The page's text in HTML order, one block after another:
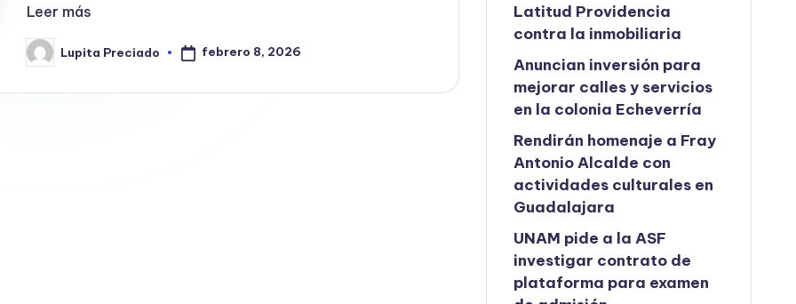
Leer más
Publicado
por
Lupita Preciado febrero 8, 2026
Latitud Providencia
contra la inmobiliaria
Anuncian inversión para
mejorar calles y servicios
en la colonia Echeverría
Rendirán homenaje a Fray
Antonio Alcalde con
actividades culturales en
Guadalajara
UNAM pide a la ASF
investigar contrato de
plataforma para examen